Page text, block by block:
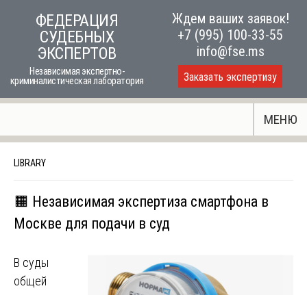
ФЕДЕРАЦИЯ
СУДЕБНЫХ
ЭКСПЕРТОВ
Независимая экспертно-
криминалистическая лаборатория
Ждем ваших заявок!
+7 (995) 100-33-55
info@fse.ms
Заказать экспертизу
МЕНЮ
LIBRARY
🟧 Независимая экспертиза смартфона в
Москве для подачи в суд
В суды
общей